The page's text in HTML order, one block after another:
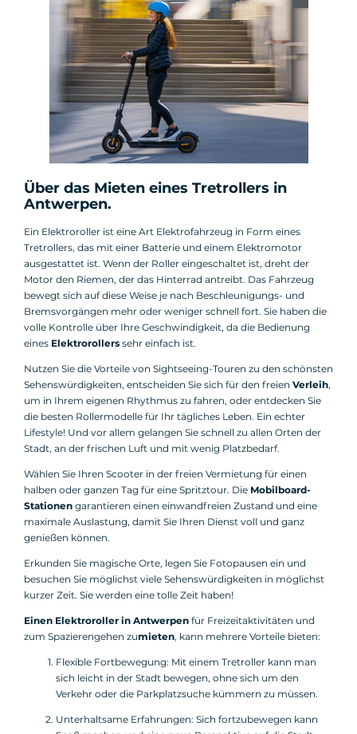
Über das Mieten eines Tretrollers in
Antwerpen.
Ein Elektroroller ist eine Art Elektrofahrzeug in Form eines
Tretrollers, das mit einer Batterie und einem Elektromotor
ausgestattet ist. Wenn der Roller eingeschaltet ist, dreht der
Motor den Riemen, der das Hinterrad antreibt. Das Fahrzeug
bewegt sich auf diese Weise je nach Beschleunigungs- und
Bremsvorgängen mehr oder weniger schnell fort. Sie haben die
volle Kontrolle über Ihre Geschwindigkeit, da die Bedienung
eines Elektrorollers sehr einfach ist.
Nutzen Sie die Vorteile von Sightseeing-Touren zu den schönsten
Sehenswürdigkeiten, entscheiden Sie sich für den freien Verleih,
um in Ihrem eigenen Rhythmus zu fahren, oder entdecken Sie
die besten Rollermodelle für Ihr tägliches Leben. Ein echter
Lifestyle! Und vor allem gelangen Sie schnell zu allen Orten der
Stadt, an der frischen Luft und mit wenig Platzbedarf.
Wählen Sie Ihren Scooter in der freien Vermietung für einen
halben oder ganzen Tag für eine Spritztour. Die Mobilboard-
Stationen garantieren einen einwandfreien Zustand und eine
maximale Auslastung, damit Sie Ihren Dienst voll und ganz
genießen können.
Erkunden Sie magische Orte, legen Sie Fotopausen ein und
besuchen Sie möglichst viele Sehenswürdigkeiten in möglichst
kurzer Zeit. Sie werden eine tolle Zeit haben!
Einen Elektroroller in Antwerpen für Freizeitaktivitäten und
zum Spazierengehen zumieten, kann mehrere Vorteile bieten:
Flexible Fortbewegung: Mit einem Tretroller kann man
sich leicht in der Stadt bewegen, ohne sich um den
Verkehr oder die Parkplatzsuche kümmern zu müssen.
Unterhaltsame Erfahrungen: Sich fortzubewegen kann